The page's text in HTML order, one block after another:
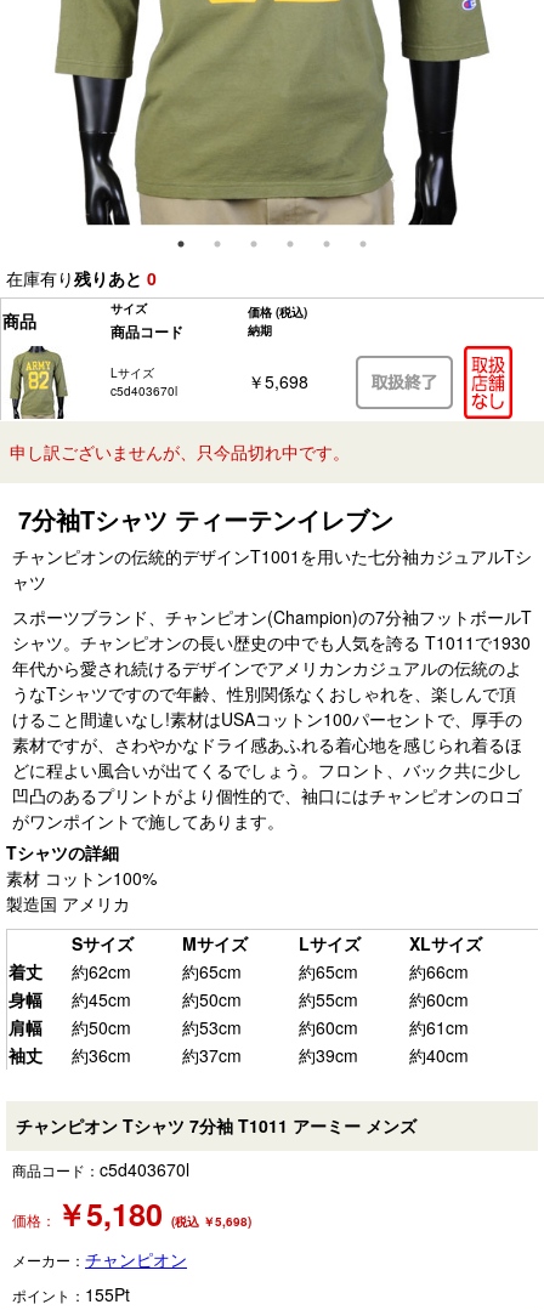
在庫有り残りあと 0
商品
サイズ
商品コード
価格 (税込)
納期
Lサイズ
c5d403670l
￥5,698
申し訳ございませんが、只今品切れ中です。
7分袖Tシャツ ティーテンイレブン
チャンピオンの伝統的デザインT1001を用いた七分袖カジュアルTシ
ャツ
スポーツブランド、チャンピオン(Champion)の7分袖フットボールT
シャツ。チャンピオンの長い歴史の中でも人気を誇る T1011で1930
年代から愛され続けるデザインでアメリカンカジュアルの伝統のよ
うなTシャツですので年齢、性別関係なくおしゃれを、楽しんで頂
けること間違いなし!素材はUSAコットン100パーセントで、厚手の
素材ですが、さわやかなドライ感あふれる着心地を感じられ着るほ
どに程よい風合いが出てくるでしょう。フロント、バック共に少し
凹凸のあるプリントがより個性的で、袖口にはチャンピオンのロゴ
がワンポイントで施してあります。
Tシャツの詳細
素材 コットン100%
製造国 アメリカ
Sサイズ
Mサイズ Lサイズ
XLサイズ
着丈
約62cm 約65cm 約65cm
約66cm
身幅
約45cm 約50cm 約55cm
約60cm
肩幅
約50cm 約53cm 約60cm
約61cm
袖丈
約36cm 約37cm 約39cm 約40cm
チャンピオン Tシャツ 7分袖 T1011 アーミー メンズ
商品コード： c5d403670l
価格： ￥5,180 (税込 ￥5,698)
メーカー： チャンピオン
ポイント： 155Pt